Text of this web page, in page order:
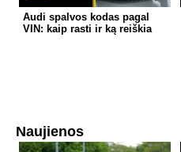
Audi spalvos kodas pagal
VIN: kaip rasti ir ką reiškia
Naujienos